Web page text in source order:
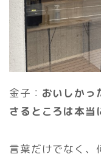
金子： おいしかっ
さるところは本当
言葉だけでなく、